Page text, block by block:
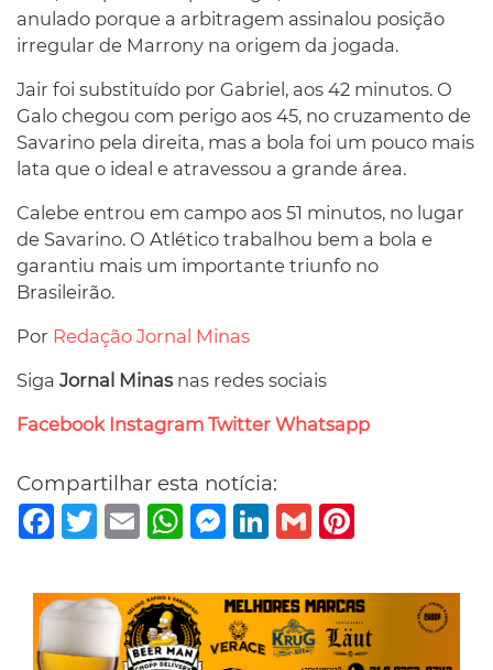
anulado porque a arbitragem assinalou posição
irregular de Marrony na origem da jogada.
Jair foi substituído por Gabriel, aos 42 minutos. O
Galo chegou com perigo aos 45, no cruzamento de
Savarino pela direita, mas a bola foi um pouco mais
lata que o ideal e atravessou a grande área.
Calebe entrou em campo aos 51 minutos, no lugar
de Savarino. O Atlético trabalhou bem a bola e
garantiu mais um importante triunfo no
Brasileirão.
Por Redação Jornal Minas
Siga Jornal Minasnas redes sociais
Facebook Instagram Twitter Whatsapp
Compartilhar esta notícia:
Facebook
TwitterEmail WhatsAppMessenger
LinkedIn
Gmail